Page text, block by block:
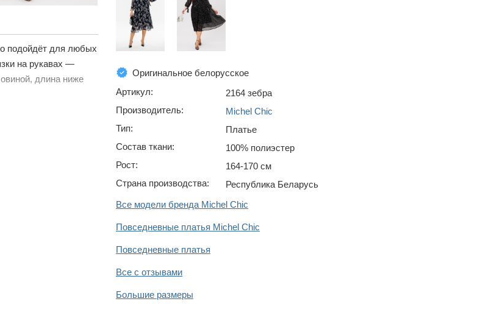
подойдёт для любых
на рукавах —
длина ниже
Оригинальное белорусское
Артикул:
2164 зебра
Производитель:
Michel Chic
Тип:
Платье
Состав ткани:
100% полиэстер
Рост:
164-170 см
Страна производства:
Республика Беларусь
Все модели бренда Michel Chic
Повседневные платья Michel Chic
Повседневные платья
Все с отзывами
Большие размеры